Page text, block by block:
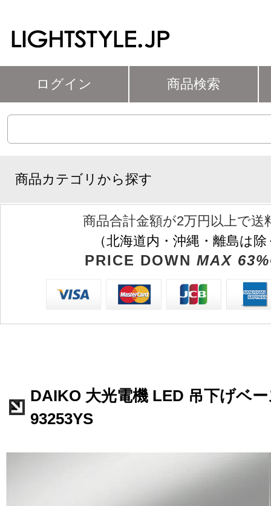
ログイン 商品検索
商品カテゴリから探す
商品合計金額が2万円以上で送
（北海道内・沖縄・離島は
PRICE DOWN MAX
DAIKO 大光電機 LED 吊下げベ
93253YS